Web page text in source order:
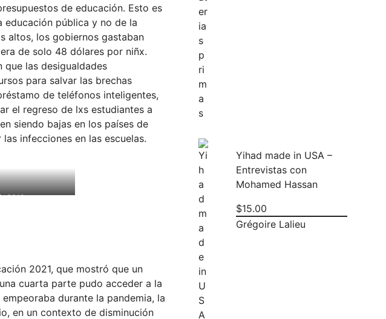
de educación. Esto es
pública y no de la
altos, los gobiernos gastaban
de solo 48 dólares por niñx.
las desigualdades
para salvar las brechas
de teléfonos inteligentes,
el regreso de lxs estudiantes a
siendo bajas en los países de
infecciones en las escuelas.
2018
2021, que mostró que un
cuarta parte pudo acceder a la
durante la pandemia, la
en un contexto de disminución
Yihad made in USA –
Entrevistas con
Mohamed Hassan
$15.00
Grégoire Lalieu